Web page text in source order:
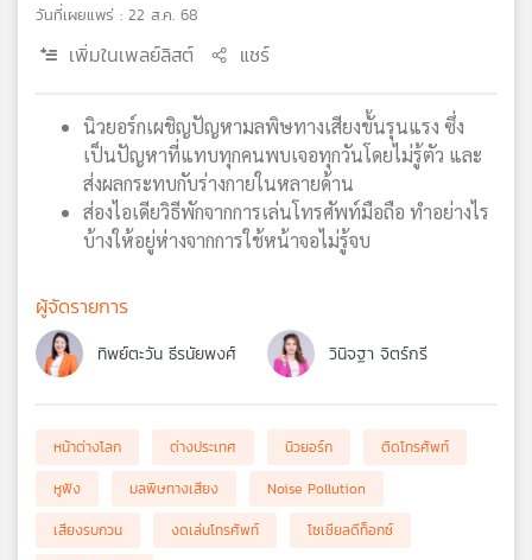
วันที่เผยแพร่ : 22 ส.ค. 68
เพิ่มในเพลย์ลิสต์ แชร์
นิวยอร์กเผชิญปัญหามลพิษทางเสียงขั้นรุนแรง ซึ่ง
เป็นปัญหาที่แทบทุกคนพบเจอทุกวันโดยไม่รู้ตัว และ
ส่งผลกระทบกับร่างกายในหลายด้าน
ส่องไอเดียวิธีพักจากการเล่นโทรศัพท์มือถือ ทำอย่างไร
บ้างให้อยู่ห่างจากการใช้หน้าจอไม่รู้จบ
ผู้จัดรายการ
ทิพย์ตะวัน ธีรนัยพงศ์ วินิจฐา จิตร์กรี
หน้าต่างโลก ต่างประเทศ นิวยอร์ก
ติดโทรศัพท์
หูฟัง
มลพิษทางเสียง
Noise Pollution
เสียงรบกวน
งดเล่นโทรศัพท์
โซเชียลดีท็อกซ์